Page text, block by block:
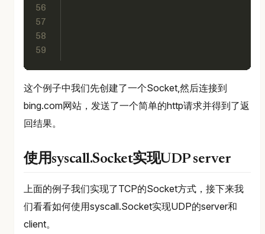
56
57
58
59
这个例子中我们先创建了一个Socket,然后连接到
bing.com网站，发送了一个简单的http请求并得到了返
回结果。
使用syscall.Socket实现UDP server
上面的例子我们实现了TCP的Socket方式，接下来我
们看看如何使用syscall.Socket实现UDP的server和
client。